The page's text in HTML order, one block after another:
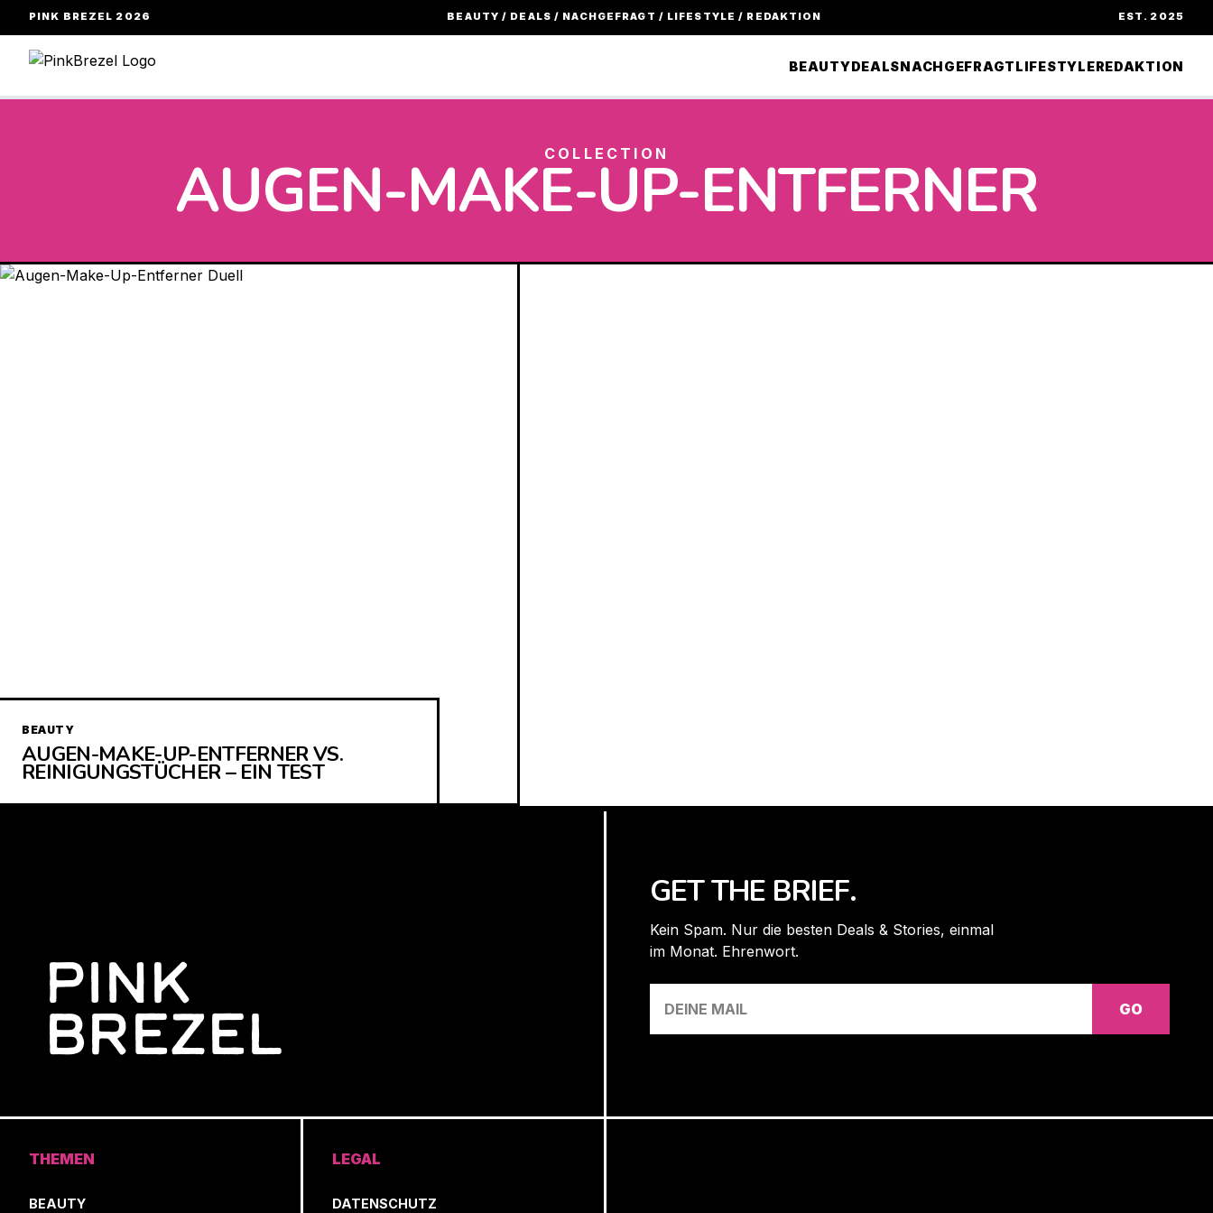
PINK BREZEL 2026 BEAUTY / DEALS / NACHGEFRAGT / LIFESTYLE / REDAKTION EST. 2025
BEAUTYDEALSNACHGEFRAGTLIFESTYLEREDAKTION
COLLECTION
AUGEN-MAKE-UP-ENTFERNER
BEAUTY
AUGEN-MAKE-UP-ENTFERNER VS.
REINIGUNGSTÜCHER – EIN TEST
PINK
BREZEL
GET THE BRIEF.
Kein Spam. Nur die besten Deals & Stories, einmal
im Monat. Ehrenwort.
THEMEN
BEAUTY
LEGAL
DATENSCHUTZ